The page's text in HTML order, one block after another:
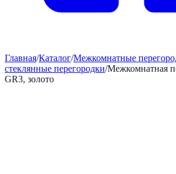
Главная/Каталог/Межкомнатные
стеклянные перегородки/Межкомнатная
GR3, золото